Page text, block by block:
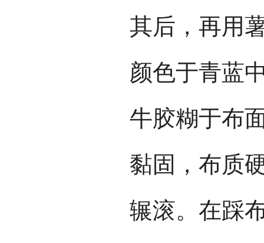
其后，再用
颜色于青蓝
牛胶糊于布
黏固，布质
辗滚。在踩